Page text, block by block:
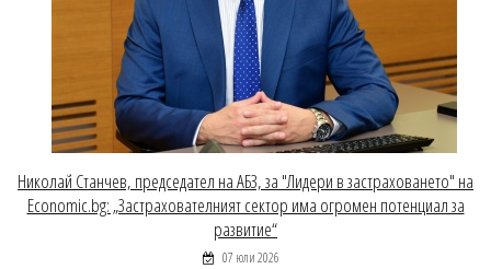
Николай Станчев, председател на АБЗ, за "Лидери в застраховането" на
Economic.bg: „Застрахователният сектор има огромен потенциал за
развитие“
07 юли 2026